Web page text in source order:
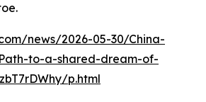
news/2026-05-30/China-
to-a-shared-dream-of-
p.html